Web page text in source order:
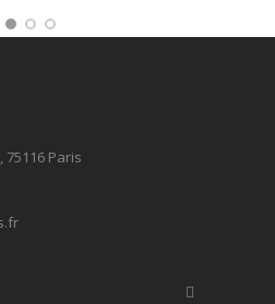
75116 Paris